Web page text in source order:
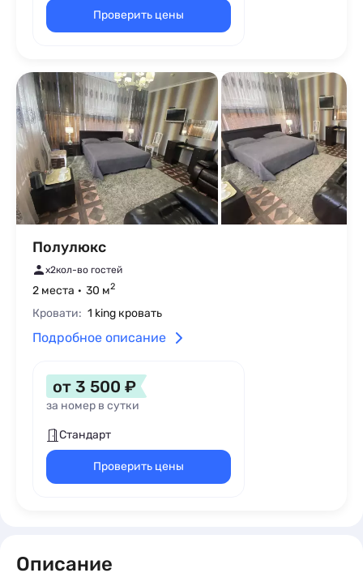
Проверить цены
Полулюкс
x2кол-во гостей
2 места 30 м2
Кровати: 1 king кровать
Подробное описание
от 3 500 ₽
за номер в сутки
Стандарт
Проверить цены
Описание